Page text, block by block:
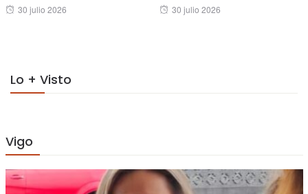
Posted
30 julio 2026
Posted
30 julio 2026
Lo + Visto
Vigo